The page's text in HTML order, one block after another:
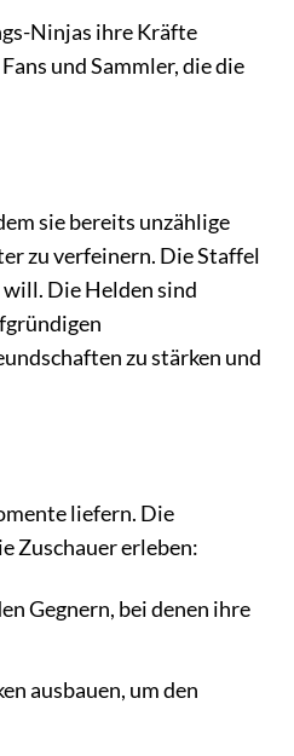
Ninjas ihre Kräfte
und Sammler, die die
sie bereits unzählige
zu verfeinern. Die Staffel
will. Die Helden sind
zu stärken und
liefern. Die
Zuschauer erleben:
Gegnern, bei denen ihre
ausbauen, um den